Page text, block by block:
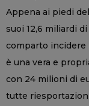
Appena ai piedi
suoi 12,6 miliardi
comparto incidere
è una vera e
con 24 milioni di
tutte